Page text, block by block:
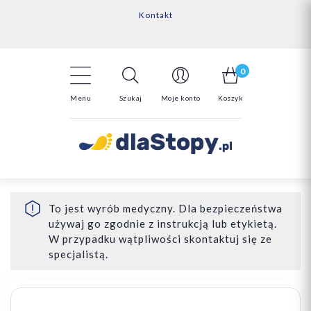
Kontakt
14 Dni na darmowy zwrot*
Menu Szukaj Moje konto
0
Koszyk
To jest wyrób medyczny. Dla bezpieczeństwa
używaj go zgodnie z instrukcją lub etykietą.
W przypadku wątpliwości skontaktuj się ze
specjalistą.